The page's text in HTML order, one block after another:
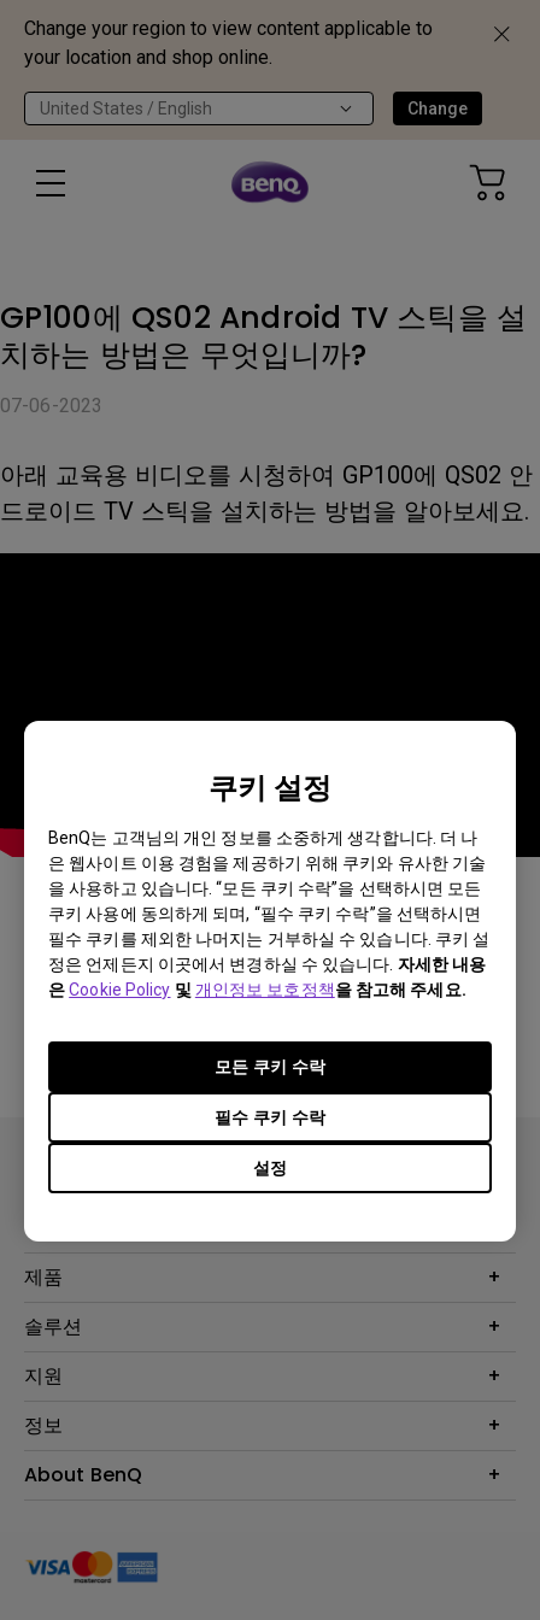
Change your region to view content applicable to
your location and shop online.
United States / English Change
쿠키 설정
BenQ는 고객님의 개인 정보를 소중하게 생각합니다. 더 나
은 웹사이트 이용 경험을 제공하기 위해 쿠키와 유사한 기술
을 사용하고 있습니다. “모든 쿠키 수락”을 선택하시면 모든
쿠키 사용에 동의하게 되며, “필수 쿠키 수락”을 선택하시면
필수 쿠키를 제외한 나머지는 거부하실 수 있습니다. 쿠키 설
정은 언제든지 이곳에서 변경하실 수 있습니다. 자세한 내용
은Cookie Policy 및 개인정보 보호정책을 참고해 주세요.
설정
필수 쿠키 수락
모든 쿠키 수락
GP100에 QS02 Android TV 스틱을 설
치하는 방법은 무엇입니까?
07-06-2023
아래 교육용 비디오를 시청하여 GP100에 QS02 안
드로이드 TV 스틱을 설치하는 방법을 알아보세요.
이 답변이 도움이 되셨습니까?
아니요
제품
프로젝터
조명
솔루션
Eye-Care 모니터
e스포츠
비즈니스 디스플레이
지원
문의
서비스센터
정보
프로젝터 거리계산기
About BenQ
사회적 책임
뉴스